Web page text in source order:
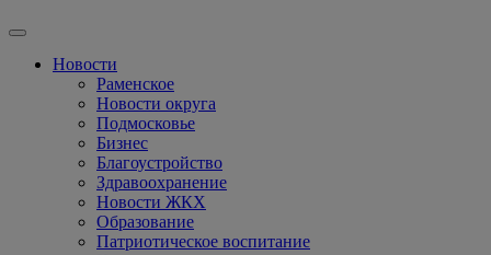
Новости
Раменское
Новости округа
Подмосковье
Бизнес
Благоустройство
Здравоохранение
Новости ЖКХ
Образование
Патриотическое воспитание